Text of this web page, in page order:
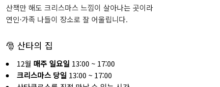
산책만 해도 크리스마스 느낌이 살아나는 곳이라
연인·가족 나들이 장소로 잘 어울립니다.
🎅 산타의 집
12월 매주 일요일 13:00 ~ 17:00
크리스마스 당일 13:00 ~ 17:00